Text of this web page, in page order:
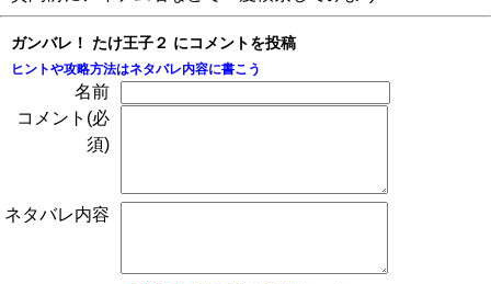
ガンバレ！ たけ王子２ にコメントを投稿
ヒントや攻略方法はネタバレ内容に書こう
名前
コメント(必
須)
ネタバレ内容